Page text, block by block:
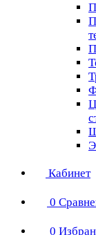
Кабинет
0
0